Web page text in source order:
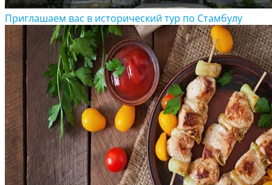
Приглашаем вас в исторический тур по Стамбулу